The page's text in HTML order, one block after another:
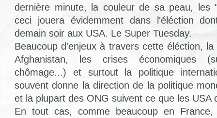
dernière minute, la couleur de sa peau, les
ceci jouera évidemment dans l'éléction
demain soir aux USA. Le Super Tuesday.
Beaucoup d'enjeux à travers cette éléction,
Afghanistan, les crises économiques
chômage...) et surtout la politique
souvent donne la direction de la politique
et la plupart des ONG suivent ce que les USA
En tout cas, comme beaucoup en